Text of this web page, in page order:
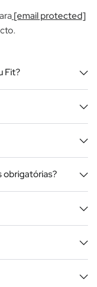
[email protected]
Fit?
obrigatórias?